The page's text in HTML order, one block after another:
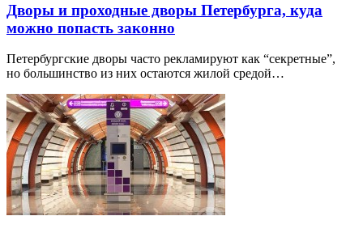
Дворы и проходные дворы Петербурга, куда
можно попасть законно
Петербургские дворы часто рекламируют как “секретные”,
но большинство из них остаются жилой средой…